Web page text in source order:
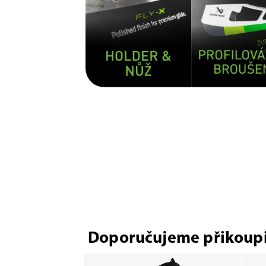
Doporučujeme